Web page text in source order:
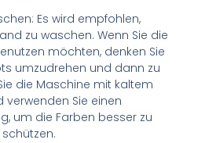
Es wird empfohlen,
zu waschen. Wenn Sie die
möchten, denken Sie
umzudrehen und dann zu
die Maschine mit kaltem
verwenden Sie einen
um die Farben besser zu
schützen.